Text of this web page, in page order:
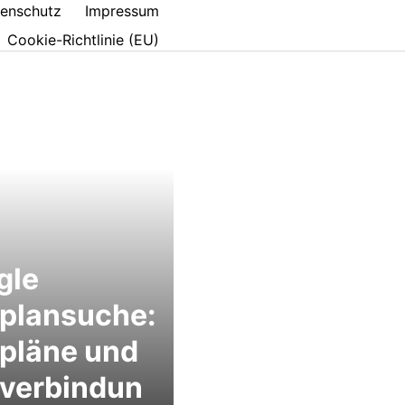
Impressum
Cookie-Richtlinie (EU)
und